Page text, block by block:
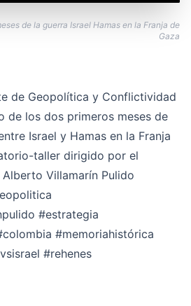
de la guerra Israel Hamas en la Franja de
Gaza
de Geopolítica y Conflictividad
de los dos primeros meses de
Israel y Hamas en la Franja
taller dirigido por el
Villamarín Pulido
#estrategia
#memoriahistórica
#rehenes